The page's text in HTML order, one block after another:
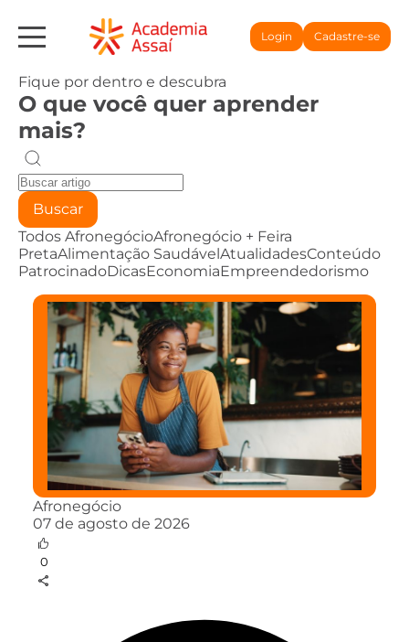
Login Cadastre-se
Fique por dentro e descubra
O que você quer aprender
mais?
Buscar
Todos AfronegócioAfronegócio + Feira
PretaAlimentação SaudávelAtualidadesConteúdo
PatrocinadoDicasEconomiaEmpreendedorismo
Afronegócio
07 de agosto de 2026
0